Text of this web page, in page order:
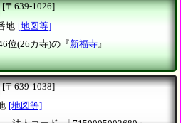
[〒639-1026]
地 [地図等]
位(26カ寺)の『新福寺 』
[〒639-1038]
[地図等]